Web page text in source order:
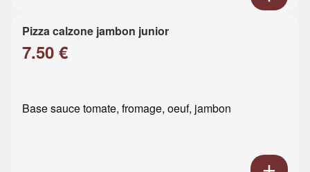
Pizza calzone jambon junior
7.50 €
Base sauce tomate, fromage, oeuf, jambon